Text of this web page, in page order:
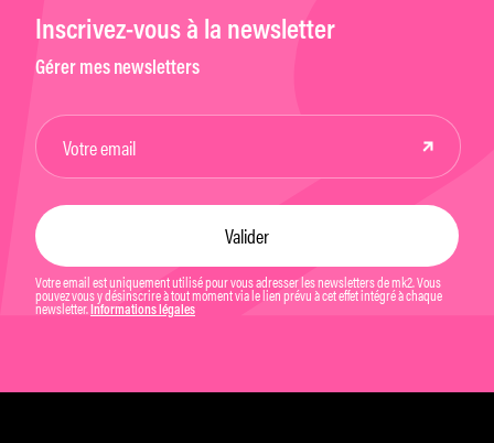
Inscrivez-vous à la newsletter
Gérer mes newsletters
Votre email est uniquement utilisé pour vous adresser les newsletters de mk2. Vous
pouvez vous y désinscrire à tout moment via le lien prévu à cet effet intégré à chaque
newsletter. Informations légales